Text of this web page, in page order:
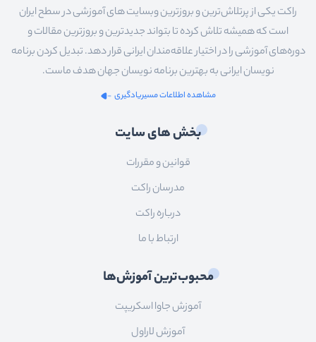
راکت یکی از پرتلاش‌ترین و بروزترین وبسایت های آموزشی در سطح ایران
است که همیشه تلاش کرده تا بتواند جدیدترین و بروزترین مقالات و
دوره‌های آموزشی را در اختیار علاقه‌مندان ایرانی قرار دهد. تبدیل کردن برنامه
نویسان ایرانی به بهترین برنامه نویسان جهان هدف ماست.
مشاهده اطلاعات مسیریادگیری
بخش های سایت
قوانین و مقررات
مدرسان راکت
درباره راکت
ارتباط با ما
محبوب‌ترین آموزش‌ها
آموزش جاوا اسکریپت
آموزش لاراول